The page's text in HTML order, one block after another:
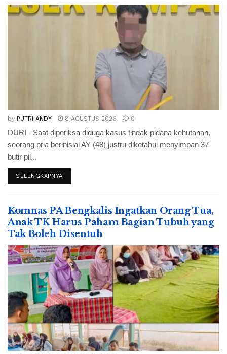
by PUTRI ANDY 8 AGUSTUS 2026 0
DURI - Saat diperiksa diduga kasus tindak pidana kehutanan,
seorang pria berinisial AY (48) justru diketahui menyimpan 37
butir pil...
SELENGKAPNYA
Komnas PA Bengkalis Ingatkan Orang Tua,
Anak TK Harus Paham Bagian Tubuh yang
Tak Boleh Disentuh